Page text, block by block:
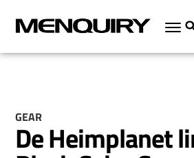
GEAR
De Heimplanet